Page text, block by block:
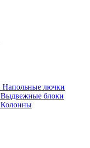
Напольные лючки
Выдвежные блоки
Колонны